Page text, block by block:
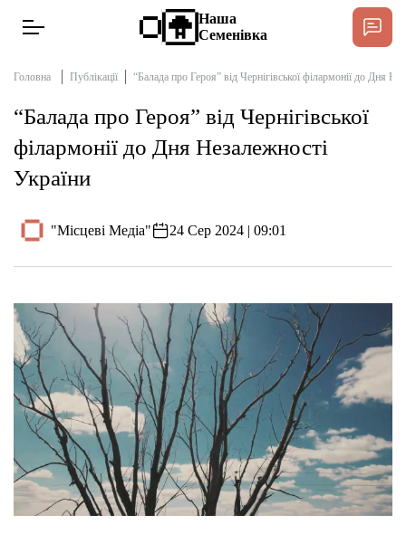
Новини
Інтерв’ю
Тексти
Довідник
Редакційна політика
Етичний кодекс
Рекламні прайси
Наша
Семенівка
Головна Публікації “Балада про Героя” від Чернігівської філармонії до Дня
“Балада про Героя” від Чернігівської
філармонії до Дня Незалежності
України
"Місцеві Медіа" 24 Сер 2024 | 09:01